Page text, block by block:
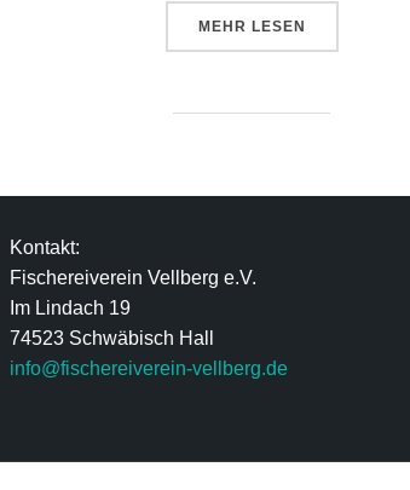
MEHR LESEN
Kontakt:
Fischereiverein Vellberg e.V.
Im Lindach 19
74523 Schwäbisch Hall
info@fischereiverein-vellberg.de